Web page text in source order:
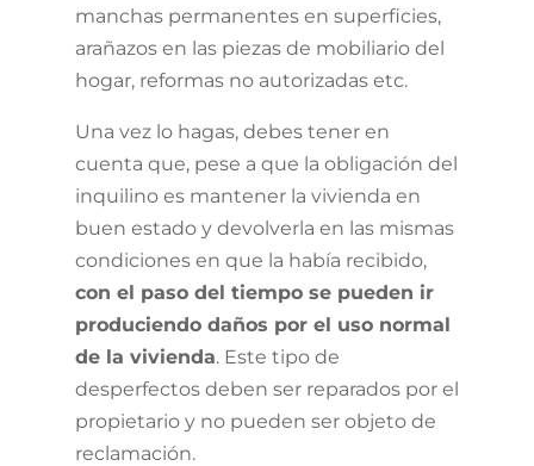
manchas permanentes en superficies,
arañazos en las piezas de mobiliario del
hogar, reformas no autorizadas etc.
Una vez lo hagas, debes tener en
cuenta que, pese a que la obligación del
inquilino es mantener la vivienda en
buen estado y devolverla en las mismas
condiciones en que la había recibido,
con el paso del tiempo se pueden ir
produciendo daños por el uso normal
de la vivienda. Este tipo de
desperfectos deben ser reparados por el
propietario y no pueden ser objeto de
reclamación.